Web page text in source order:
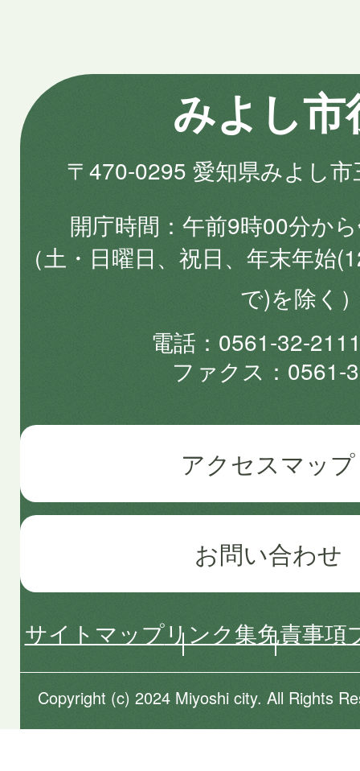
みよし市
〒470-0295 愛知県みよし
開庁時間
午前9時00分か
（土・日曜日、祝日、年末年始
で)を除く
電話
0561-32-
ファクス
0561-
アクセスマップ
お問い合わせ
サイトマップリンク集免責事項
Copyright (c) 2024 Miyoshi city. All Rights